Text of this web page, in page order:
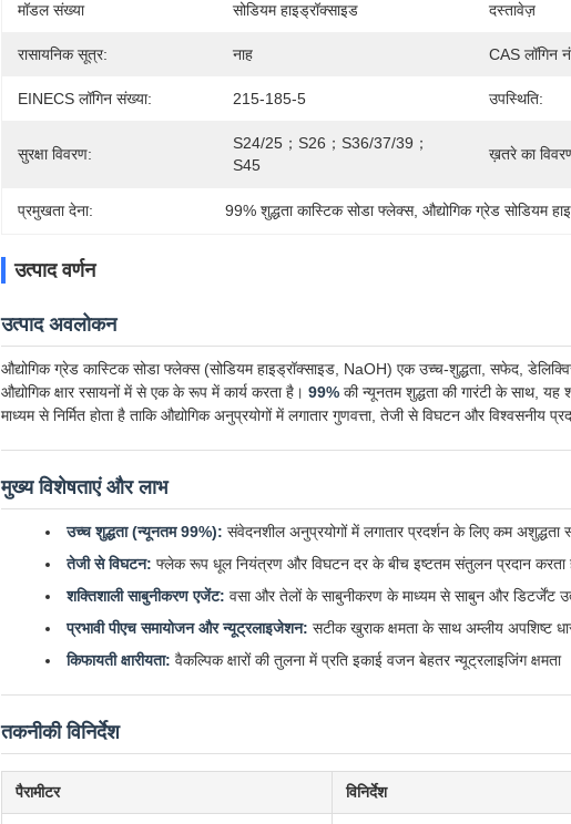
मॉडल संख्या सोडियम हाइड्रॉक्साइड दस्तावेज़
रासायनिक सूत्र: नाह CAS लॉगिन
EINECS लॉगिन संख्या: 215-185-5 उपस्थिति:
सुरक्षा विवरण:
S24/25；S26；S36/37/39；
S45
ख़तरे का
प्रमुखता देना: 99% शुद्धता कास्टिक सोडा फ्लेक्स, औद्योगिक ग्रेड सोडियम
उत्पाद वर्णन
उत्पाद अवलोकन
औद्योगिक ग्रेड कास्टिक सोडा फ्लेक्स (सोडियम हाइड्रॉक्साइड, NaOH) एक उच्च-शुद्धता, सफेद,
औद्योगिक क्षार रसायनों में से एक के रूप में कार्य करता है। 99% की न्यूनतम शुद्धता की गारंटी के साथ, यह
माध्यम से निर्मित होता है ताकि औद्योगिक अनुप्रयोगों में लगातार गुणवत्ता, तेजी से विघटन और विश्वसनीय
मुख्य विशेषताएं और लाभ
उच्च शुद्धता (न्यूनतम 99%): संवेदनशील अनुप्रयोगों में लगातार प्रदर्शन के लिए कम अशुद्धता
तेजी से विघटन: फ्लेक रूप धूल नियंत्रण और विघटन दर के बीच इष्टतम संतुलन प्रदान करता
शक्तिशाली साबुनीकरण एजेंट: वसा और तेलों के साबुनीकरण के माध्यम से साबुन और डिटर्जेंट
प्रभावी पीएच समायोजन और न्यूट्रलाइजेशन: सटीक खुराक क्षमता के साथ अम्लीय अपशिष्ट
किफायती क्षारीयता: वैकल्पिक क्षारों की तुलना में प्रति इकाई वजन बेहतर न्यूट्रलाइजिंग क्षमता
तकनीकी विनिर्देश
पैरामीटर विनिर्देश